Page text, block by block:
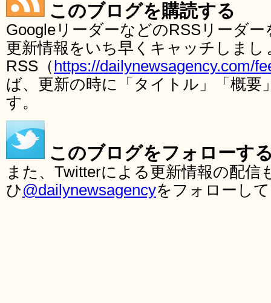
このブログを購読する
GoogleリーダーなどのRSSリーダ
更新情報をいち早くキャッチしま
RSS（ https://dailynewsagency.com/
ば、更新の時に「タイトル」「概要
す。
このブログをフォローす
また、Twitterによる更新情報の配
ひ@dailynewsagencyをフォローし